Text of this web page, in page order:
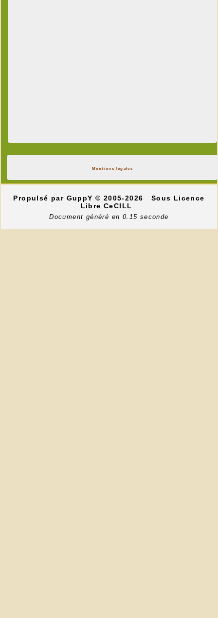
Mentions légales
Propulsé par GuppY© 2005-2026
Sous Licence
Libre CeCILL
Document généré en 0.15 seconde